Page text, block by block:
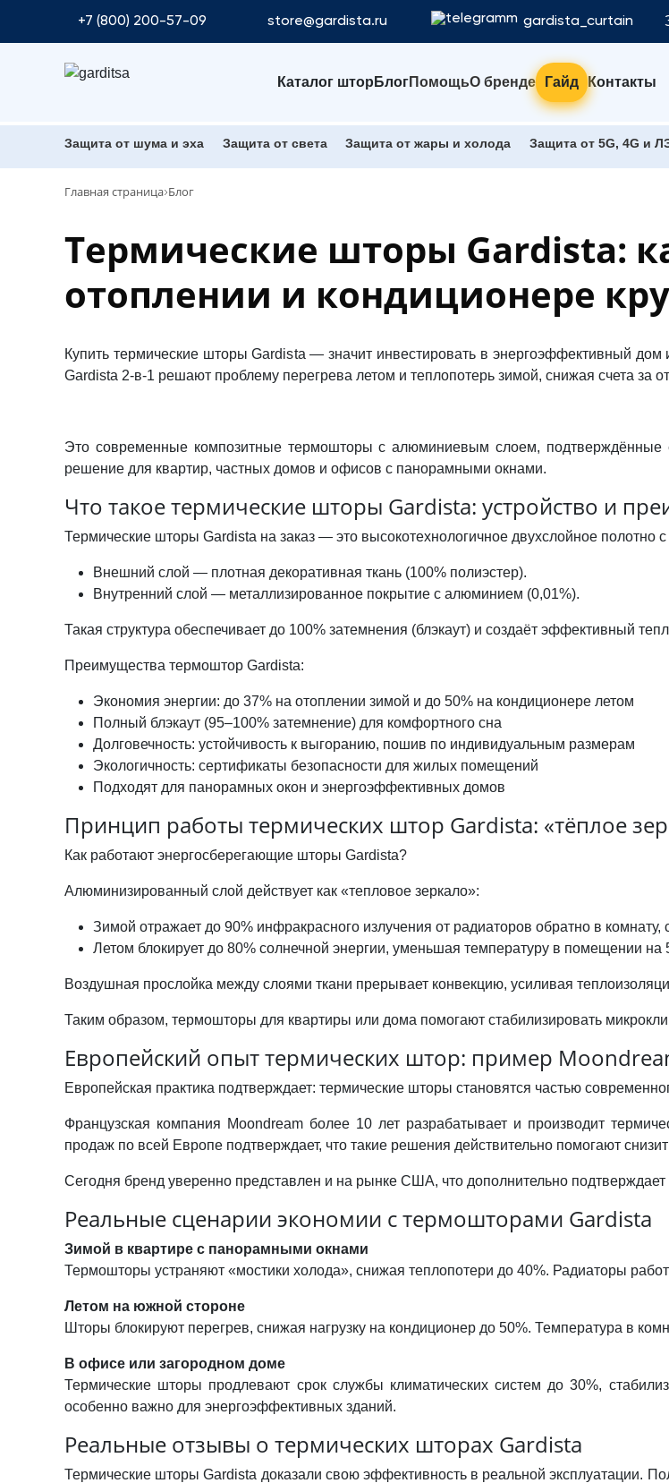
+7 (800) 200-57-09 store@gardista.ru gardista_curtain
Каталог штор БлогПомощьО бренде Гайд Контакты
Защита от шума и эха Защита от света Защита от жары и холода Защита от 5G, 4G и
Главная страница Блог
Термические шторы Gardista:
отоплении и кондиционере
Купить термические шторы Gardista — значит инвестировать в энергоэффективный
Gardista 2-в-1 решают проблему перегрева летом и теплопотерь зимой, снижая счета за
Это современные композитные термошторы с алюминиевым слоем,
решение для квартир, частных домов и офисов с панорамными окнами.
Что такое термические шторы Gardista: устройство и
Термические шторы Gardista на заказ — это высокотехнологичное двухслойное полотно
Внешний слой — плотная декоративная ткань (100% полиэстер).
Внутренний слой — металлизированное покрытие с алюминием (0,01%).
Такая структура обеспечивает до 100% затемнения (блэкаут) и создаёт эффективный
Преимущества термоштор Gardista:
Экономия энергии: до 37% на отоплении зимой и до 50% на кондиционере летом
Полный блэкаут (95–100% затемнение) для комфортного сна
Долговечность: устойчивость к выгоранию, пошив по индивидуальным размерам
Экологичность: сертификаты безопасности для жилых помещений
Подходят для панорамных окон и энергоэффективных домов
Принцип работы термических штор Gardista: «тёплое
Как работают энергосберегающие шторы Gardista?
Алюминизированный слой действует как «тепловое зеркало»:
Зимой отражает до 90% инфракрасного излучения от радиаторов обратно в комнату,
Летом блокирует до 80% солнечной энергии, уменьшая температуру в помещении на
Воздушная прослойка между слоями ткани прерывает конвекцию, усиливая
Таким образом, термошторы для квартиры или дома помогают стабилизировать
Европейский опыт термических штор: пример
Европейская практика подтверждает: термические шторы становятся частью
Французская компания Moondream более 10 лет разрабатывает и производит
продаж по всей Европе подтверждает, что такие решения действительно помогают
Сегодня бренд уверенно представлен и на рынке США, что дополнительно
Реальные сценарии экономии с термошторами Gardista
Зимой в квартире с панорамными окнами
Термошторы устраняют «мостики холода», снижая теплопотери до 40%. Радиаторы
Летом на южной стороне
Шторы блокируют перегрев, снижая нагрузку на кондиционер до 50%. Температура в
В офисе или загородном доме
Термические шторы продлевают срок службы климатических систем до 30%,
особенно важно для энергоэффективных зданий.
Реальные отзывы о термических шторах Gardista
Термические шторы Gardista доказали свою эффективность в реальной эксплуатации.